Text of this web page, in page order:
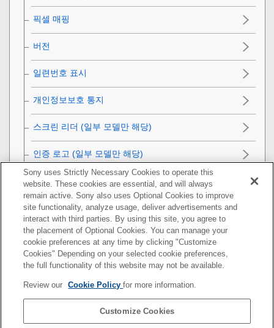
픽셀 매핑
버전
일련번호 표시
개인정보보호 통지
스크린 리더 (일부 모델만 해당)
인증 로고 (일부 모델만 해당)
설정 저장/불러오기
설정 초기화
스마트폰으로 사용할 수 있는 기능
컴퓨터 사용하기
클라우드 서비스 사용하기
Sony uses Strictly Necessary Cookies to operate this
website. These cookies are essential, and will always
remain active. Sony also uses Optional Cookies to improve
site functionality, analyze usage, deliver advertisements and
interact with third parties. By using this site, you agree to
the placement of Optional Cookies. You can manage your
cookie preferences at any time by clicking "Customize
Cookies" Depending on your selected cookie preferences,
the full functionality of this website may not be available.
Review our Cookie Policyfor more information.
Customize Cookies